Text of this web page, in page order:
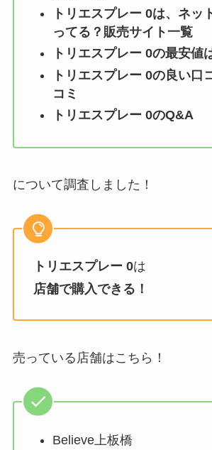
トリエスプレー 0は、ネッ
ってる？販売サイト一覧
トリエスプレー 0の最安値
トリエスプレー 0の良い口
コミ
トリエスプレー 0のQ&A
について調査しました！
トリエスプレー 0は
店舗で購入できる！
売っている店舗はこちら！
Believe上板橋